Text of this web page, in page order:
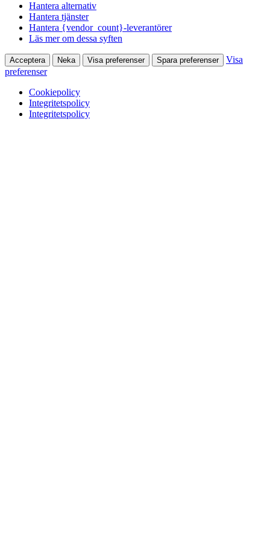
Hantera alternativ
Hantera tjänster
Hantera {vendor_count}-leverantörer
Läs mer om dessa syften
Acceptera Neka Visa preferenser Spara preferenser
Visa
preferenser
Cookiepolicy
Integritetspolicy
Integritetspolicy